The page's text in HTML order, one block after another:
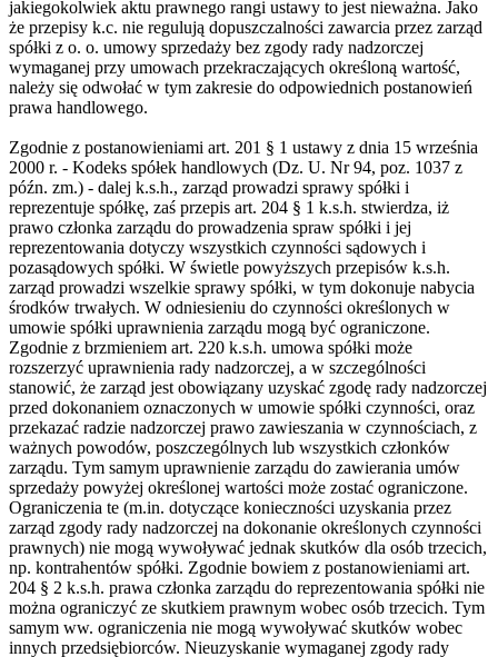
jakiegokolwiek aktu prawnego rangi ustawy to jest nieważna. Jako
że przepisy k.c. nie regulują dopuszczalności zawarcia przez zarząd
spółki z o. o. umowy sprzedaży bez zgody rady nadzorczej
wymaganej przy umowach przekraczających określoną wartość,
należy się odwołać w tym zakresie do odpowiednich postanowień
prawa handlowego.
Zgodnie z postanowieniami art. 201 § 1 ustawy z dnia 15 września
2000 r. - Kodeks spółek handlowych (Dz. U. Nr 94, poz. 1037 z
późn. zm.) - dalej k.s.h., zarząd prowadzi sprawy spółki i
reprezentuje spółkę, zaś przepis art. 204 § 1 k.s.h. stwierdza, iż
prawo członka zarządu do prowadzenia spraw spółki i jej
reprezentowania dotyczy wszystkich czynności sądowych i
pozasądowych spółki. W świetle powyższych przepisów k.s.h.
zarząd prowadzi wszelkie sprawy spółki, w tym dokonuje nabycia
środków trwałych. W odniesieniu do czynności określonych w
umowie spółki uprawnienia zarządu mogą być ograniczone.
Zgodnie z brzmieniem art. 220 k.s.h. umowa spółki może
rozszerzyć uprawnienia rady nadzorczej, a w szczególności
stanowić, że zarząd jest obowiązany uzyskać zgodę rady nadzorczej
przed dokonaniem oznaczonych w umowie spółki czynności, oraz
przekazać radzie nadzorczej prawo zawieszania w czynnościach, z
ważnych powodów, poszczególnych lub wszystkich członków
zarządu. Tym samym uprawnienie zarządu do zawierania umów
sprzedaży powyżej określonej wartości może zostać ograniczone.
Ograniczenia te (m.in. dotyczące konieczności uzyskania przez
zarząd zgody rady nadzorczej na dokonanie określonych czynności
prawnych) nie mogą wywoływać jednak skutków dla osób trzecich,
np. kontrahentów spółki. Zgodnie bowiem z postanowieniami art.
204 § 2 k.s.h. prawa członka zarządu do reprezentowania spółki nie
można ograniczyć ze skutkiem prawnym wobec osób trzecich. Tym
samym ww. ograniczenia nie mogą wywoływać skutków wobec
innych przedsiębiorców. Nieuzyskanie wymaganej zgody rady